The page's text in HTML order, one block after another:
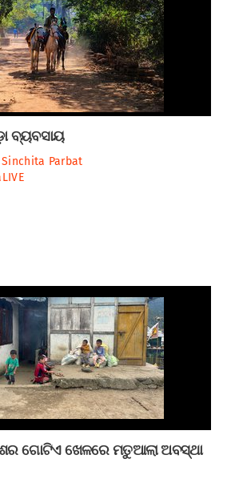
ବ୍ୟବସାୟ
Sinchita Parbat
ଗୋଟିଏ ଖେଳରେ ମତୁଆଲା ଅବସ୍ଥା